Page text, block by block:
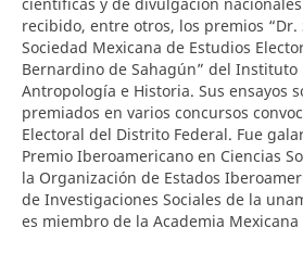
recibido, entre otros, los premios “Dr.
Sociedad Mexicana de Estudios
Bernardino de Sahagún” del Instituto
Antropología e Historia. Sus ensayos
premiados en varios concursos
Electoral del Distrito Federal. Fue
Premio Iberoamericano en Ciencias
la Organización de Estados
de Investigaciones Sociales de la
es miembro de la Academia Mexicana